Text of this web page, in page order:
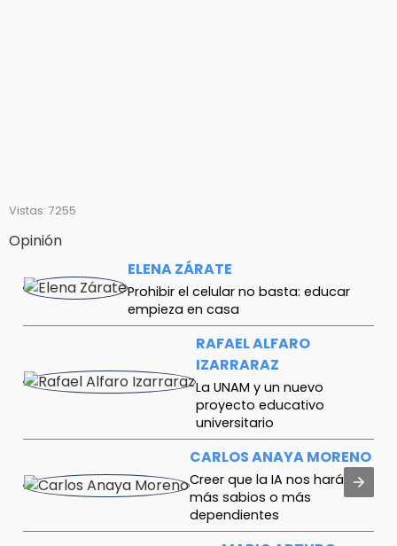
Vistas: 7255
Opinión
ELENA ZÁRATE
Prohibir el celular no basta: educar
empieza en casa
RAFAEL ALFARO
IZARRARAZ
La UNAM y un nuevo
proyecto educativo
universitario
CARLOS ANAYA MORENO
Creer que la IA nos hará
más sabios o más
dependientes